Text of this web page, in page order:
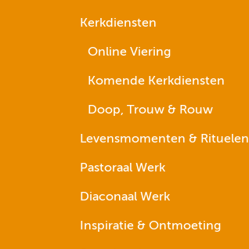
Kerkdiensten
Online Viering
Komende Kerkdiensten
Doop, Trouw & Rouw
Levensmomenten & Rituelen
Pastoraal Werk
Diaconaal Werk
Inspiratie & Ontmoeting